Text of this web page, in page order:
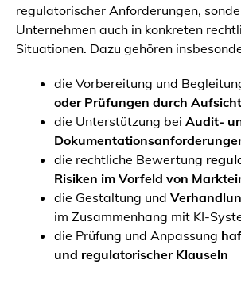
regulatorischer Anforderungen,
Unternehmen auch in konkreten
Situationen. Dazu gehören
die Vorbereitung und
oder Prüfungen durch
die Unterstützung bei Audit-
die rechtliche Bewertung
Risiken im Vorfeld von
die Gestaltung und
im Zusammenhang mit KI-
die Prüfung und Anpassung
und regulatorischer Klauseln